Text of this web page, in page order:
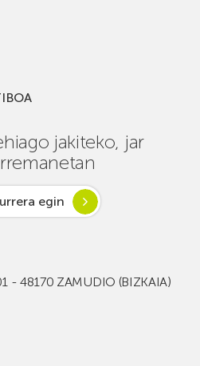
jakiteko, jar
egin
- 48170 ZAMUDIO (BIZKAIA)